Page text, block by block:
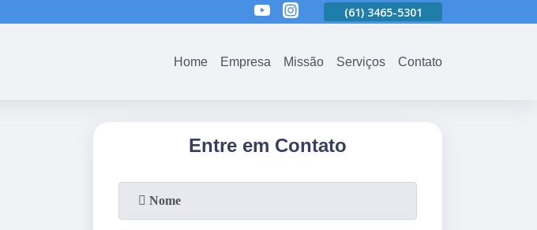
3465-5301 (61) 3465-5301
Home Empresa Missão Serviços Contato
Entre em Contato